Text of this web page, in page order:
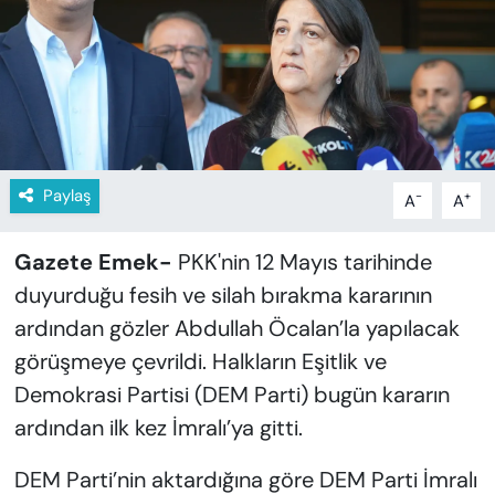
Paylaş A- A+
Gazete Emek- PKK'nin 12 Mayıs tarihinde
duyurduğu fesih ve silah bırakma kararının
ardından gözler Abdullah Öcalan’la yapılacak
görüşmeye çevrildi. Halkların Eşitlik ve
Demokrasi Partisi (DEM Parti) bugün kararın
ardından ilk kez İmralı’ya gitti.
DEM Parti’nin aktardığına göre DEM Parti İmralı
KÜLTÜR-SANAT
MAGAZİN
ÖZEL HABER
YAZAR KÖŞESİ
VAN VE DİYARBAKIR HABERLERİ